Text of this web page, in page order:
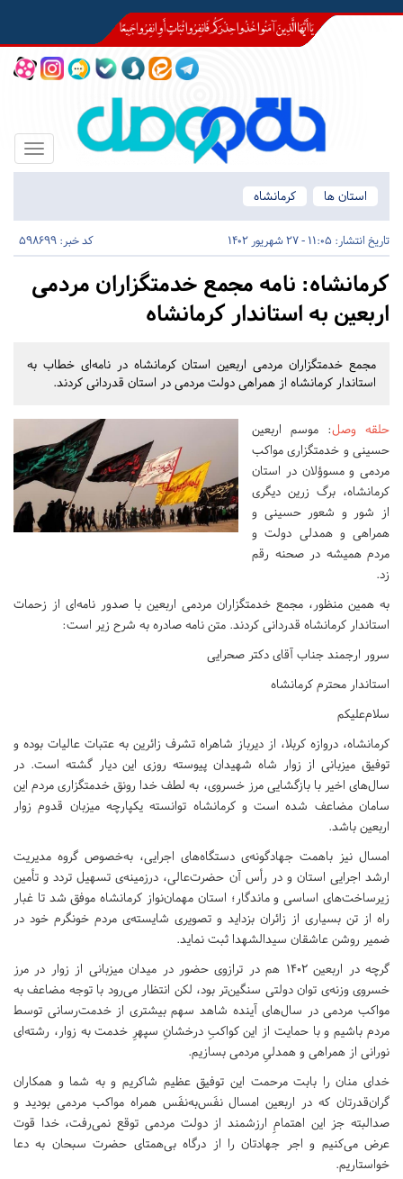
Toggle
استان ها
کرمانشاه
تاریخ انتشار: 11:05 - 27 شهریور 1402 کد خبر: 598699
کرمانشاه: نامه مجمع خدمتگزاران مردمی
اربعین به استاندار کرمانشاه
مجمع خدمتگزاران مردمی اربعین استان کرمانشاه در نامه‌ای خطاب به
استاندار کرمانشاه از همراهی دولت مردمی در استان قدردانی کردند.
حلقه وصل: موسم اربعین
حسینی و خدمتگزاری مواکب
مردمی و مسوؤلان در استان
کرمانشاه، برگ زرین دیگری
از شور و شعور حسینی و
همراهی و همدلی دولت و
مردم همیشه در صحنه رقم
زد.
به همین منظور، مجمع خدمتگزاران مردمی اربعین با صدور نامه‌ای از زحمات
استاندار کرمانشاه قدردانی کردند. متن نامه صادره به شرح زیر است:
سرور ارجمند جناب آقای دکتر صحرایی
استاندار محترم کرمانشاه
سلام‌علیکم
کرمانشاه، دروازه کربلا، از دیرباز شاهراه تشرف زائرین به عتبات عالیات بوده و
توفیق میزبانی از زوار شاه شهیدان پیوسته روزی این دیار گشته است. در
سال‌های اخیر با بازگشایی مرز خسروی، به لطف خدا رونق خدمتگزاری مردم این
سامان مضاعف شده است و کرمانشاه توانسته یکپارچه میزبان قدوم زوار
اربعین باشد.
امسال نیز باهمت جهادگونه‌ی دستگاه‌های اجرایی، به‌خصوص گروه مدیریت
ارشد اجرایی استان و در رأس آن حضرت‌عالی، درزمینه‌ی تسهیل تردد و تأمین
زیرساخت‌‌های اساسی و ماندگار؛ استان مهمان‌نواز کرمانشاه موفق شد تا غبار
راه از تن بسیاری از زائران بزداید و تصویری شایسته‌ی مردم خونگرم خود در
ضمیر روشن عاشقان سیدالشهدا ثبت نماید.
گرچه در اربعین 1402 هم در ترازوی حضور در میدان میزبانی از زوار در مرز
خسروی وزنه‌ی توان دولتی سنگین‌تر بود، لکن انتظار می‌رود با توجه مضاعف به
مواکب مردمی در سال‌های آینده شاهد سهم بیشتری از خدمت‌رسانی توسط
مردم باشیم و با حمایت از این کواکبِ درخشانِ سپهرِ خدمت به زوار، رشته‌ای
نورانی از همراهی و همدلیِ مردمی بسازیم.
خدای منان را بابت مرحمت این توفیق عظیم شاکریم و به‌ شما و همکاران
گران‌قدرتان که در اربعین امسال نفَس‌به‌نفَس همراه مواکب مردمی بودید و
صدالبته جز این اهتمامِ ارزشمند از دولت مردمی توقع نمی‌رفت، خدا قوت
عرض می‌کنیم و اجر جهادتان را از درگاه بی‌همتای حضرت سبحان به دعا
خواستاریم.